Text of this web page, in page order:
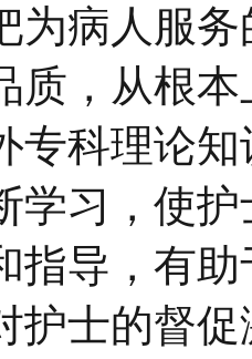
为病人服
质，从根
专科理论
学习，使
指导，有
护士的督